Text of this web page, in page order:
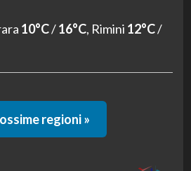
10°C/16°C, Rimini 12°C/
regioni »